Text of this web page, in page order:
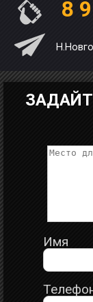
8
Имя